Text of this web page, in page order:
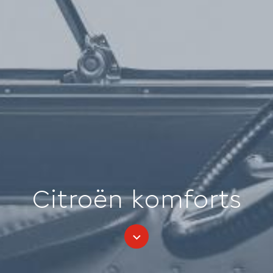
Citroën komforts